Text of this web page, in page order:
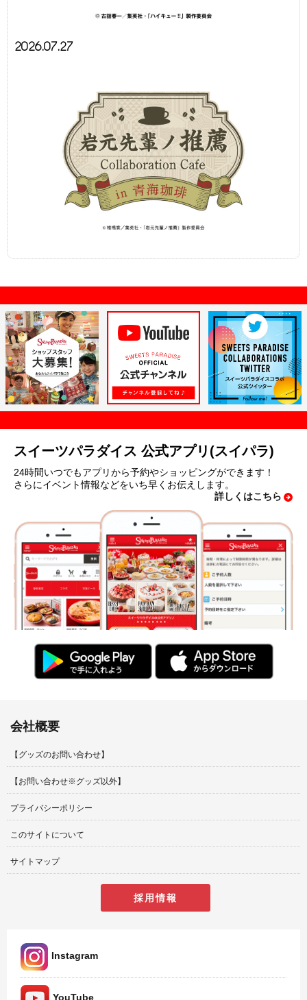
2026.07.27
スイーツパラダイス 公式アプリ(スイパラ)
24時間いつでもアプリから予約やショッピングができます！
さらにイベント情報などをいち早くお伝えします。
詳しくはこちら
会社概要
【グッズのお問い合わせ】
【お問い合わせ※グッズ以外】
プライバシーポリシー
このサイトについて
サイトマップ
採用情報
Instagram
YouTube